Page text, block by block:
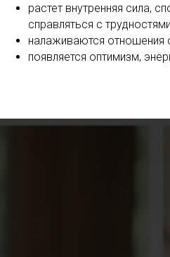
растет внутренняя сила,
справляться с трудностями
налаживаются отношения
появляется оптимизм,